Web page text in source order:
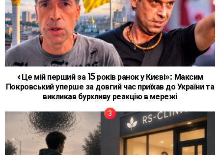
«Це мій перший за 15 років ранок у Києві»: Максим
Покровський уперше за довгий час приїхав до України та
викликав бурхливу реакцію в мережі